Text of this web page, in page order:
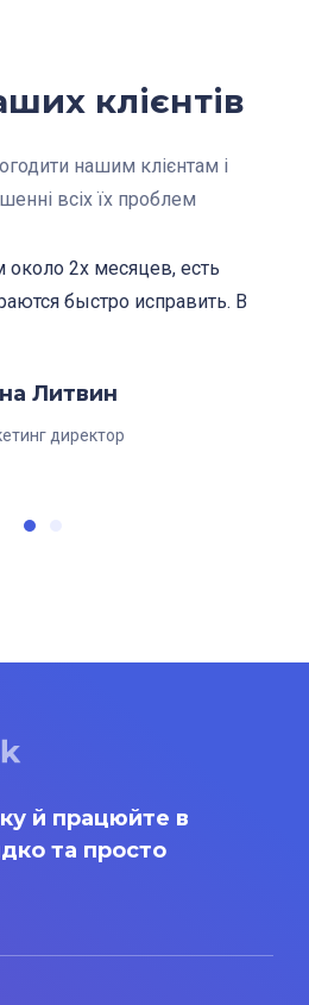
клієнтів
нашим клієнтам і
всіх їх проблем
около 2х месяцев, есть
быстро исправить. В
Литвин
директор
который мы получаем
всегда отзывчивы,
глюков нет и в целом
Івченко
й працюйте в
та просто